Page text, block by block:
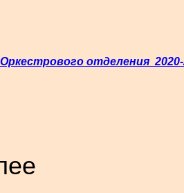
отделения 2020-